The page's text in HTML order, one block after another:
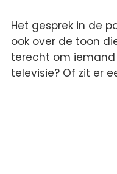
Het gesprek in de
ook over de toon
terecht om
televisie? Of zit er